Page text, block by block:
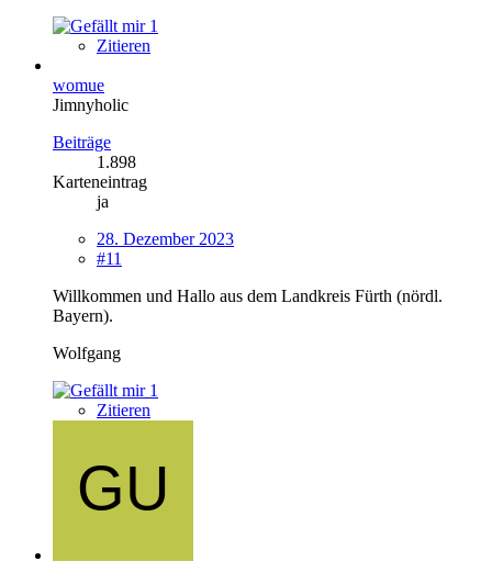
1
Zitieren
womue
Jimnyholic
Beiträge
1.898
Karteneintrag
ja
28. Dezember 2023
#11
Willkommen und Hallo aus dem Landkreis Fürth (nördl.
Bayern).
Wolfgang
1
Zitieren